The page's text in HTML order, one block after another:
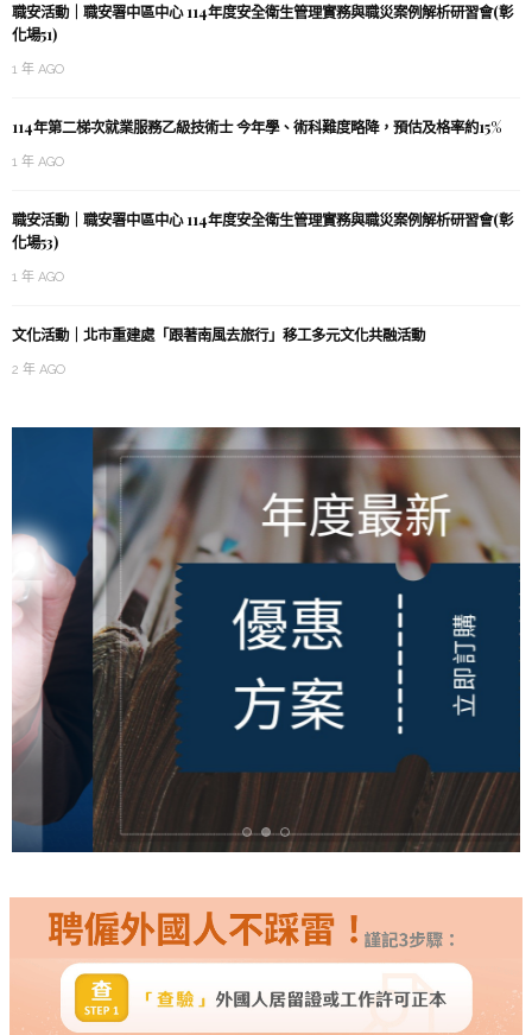
職安活動｜職安署中區中心 114年度安全衛生管理實務與職災案例解析研習會(彰
化場51)
1 年 AGO
114年第二梯次就業服務乙級技術士 今年學、術科難度略降，預估及格率約15%
1 年 AGO
職安活動｜職安署中區中心 114年度安全衛生管理實務與職災案例解析研習會(彰
化場53)
1 年 AGO
文化活動｜北市重建處「跟著南風去旅行」移工多元文化共融活動
2 年 AGO